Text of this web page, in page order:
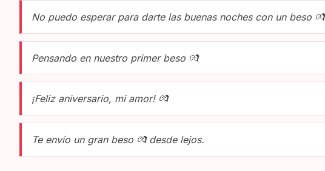
No puedo esperar para darte las buenas noches con un beso 💏
Pensando en nuestro primer beso 💏
¡Feliz aniversario, mi amor! 💏
Te envío un gran beso 💏 desde lejos.